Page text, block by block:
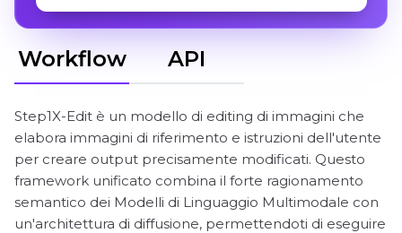
Workflow API
Step1X-Edit è un modello di editing di immagini che
elabora immagini di riferimento e istruzioni dell'utente
per creare output precisamente modificati. Questo
framework unificato combina il forte ragionamento
semantico dei Modelli di Linguaggio Multimodale con
un'architettura di diffusione, permettendoti di eseguire